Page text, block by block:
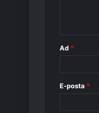
Ad *
E-posta *